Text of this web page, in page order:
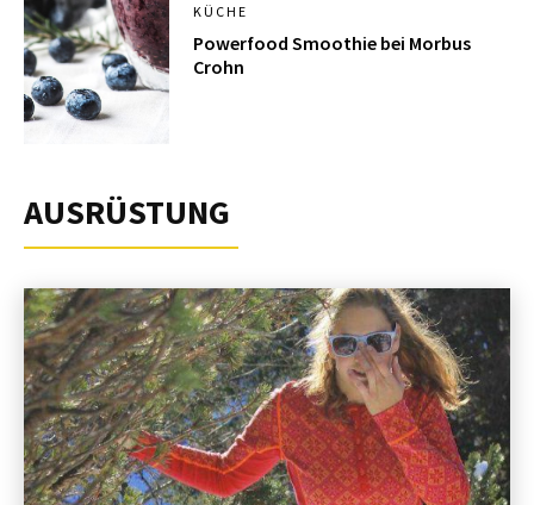
KÜCHE
Powerfood Smoothie bei Morbus
Crohn
AUSRÜSTUNG